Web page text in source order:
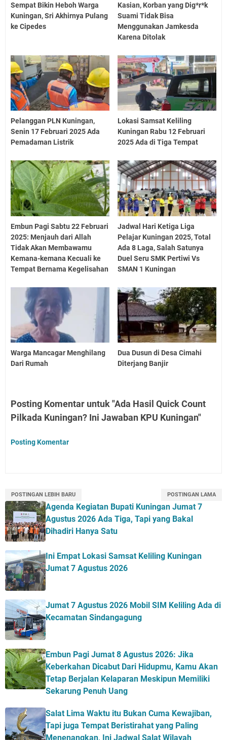
Sempat Bikin Heboh Warga
Kuningan, Sri Akhirnya Pulang
ke Cipedes
Kasian, Korban yang Dig*r*k
Suami Tidak Bisa
Menggunakan Jamkesda
Karena Ditolak
Pelanggan PLN Kuningan,
Senin 17 Februari 2025 Ada
Pemadaman Listrik
Lokasi Samsat Keliling
Kuningan Rabu 12 Februari
2025 Ada di Tiga Tempat
Embun Pagi Sabtu 22 Februari
2025: Menjauh dari Allah
Tidak Akan Membawamu
Kemana-kemana Kecuali ke
Tempat Bernama Kegelisahan
Jadwal Hari Ketiga Liga
Pelajar Kuningan 2025, Total
Ada 8 Laga, Salah Satunya
Duel Seru SMK Pertiwi Vs
SMAN 1 Kuningan
Warga Mancagar Menghilang
Dari Rumah
Dua Dusun di Desa Cimahi
Diterjang Banjir
Posting Komentar untuk "Ada Hasil Quick Count
Pilkada Kuningan? Ini Jawaban KPU Kuningan"
Posting Komentar
POSTINGAN LEBIH BARU POSTINGAN LAMA
Agenda Kegiatan Bupati Kuningan Jumat 7
Agustus 2026 Ada Tiga, Tapi yang Bakal
Dihadiri Hanya Satu
Ini Empat Lokasi Samsat Keliling Kuningan
Jumat 7 Agustus 2026
Jumat 7 Agustus 2026 Mobil SIM Keliling Ada di
Kecamatan Sindangagung
Embun Pagi Jumat 8 Agustus 2026: Jika
Keberkahan Dicabut Dari Hidupmu, Kamu Akan
Tetap Berjalan Kelaparan Meskipun Memiliki
Sekarung Penuh Uang
Salat Lima Waktu itu Bukan Cuma Kewajiban,
Tapi juga Tempat Beristirahat yang Paling
Menenangkan, Ini Jadwal Salat Wilayah